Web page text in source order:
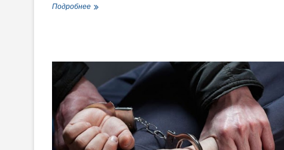
ПодробнееПравительство
800
семей